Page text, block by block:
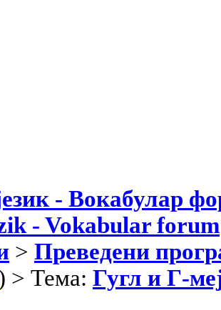
- Вокабулар
- Vokabular forum
> Преведени
> Тема: Гугл и Г-